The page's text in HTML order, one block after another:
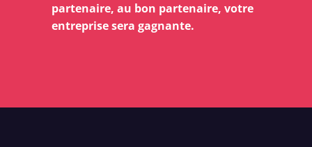
partenaire, au bon partenaire, votre
entreprise sera gagnante.